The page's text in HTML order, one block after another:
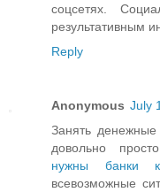
соцсетях.
результативным
Reply
Anonymous July
Занять
довольно
нужны банки
всевозможные